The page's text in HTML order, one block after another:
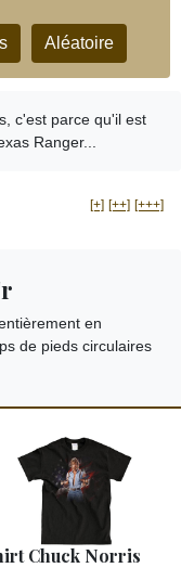
Aléatoire
c'est parce qu'il est
Ranger...
[+] [++] [+++]
en
de pieds circulaires
Chuck Norris